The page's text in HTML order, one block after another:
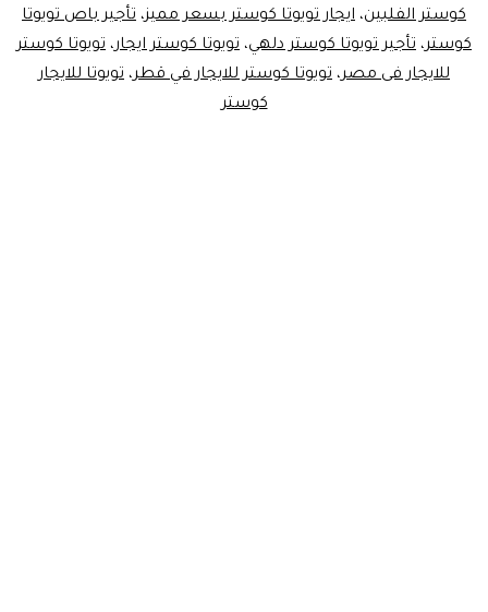
تويوتاكوستر
كوستر الفلبين، ايجار تويوتا كوستر بسعر مميز، تأجير باص تويوتا
كوستر، تأجير تويوتا كوستر دلهي، تويوتا كوستر ايجار، تويوتا كوستر
للايجار فى مصر، تويوتا كوستر للايجار في قطر، تويوتا للايجار
كوستر